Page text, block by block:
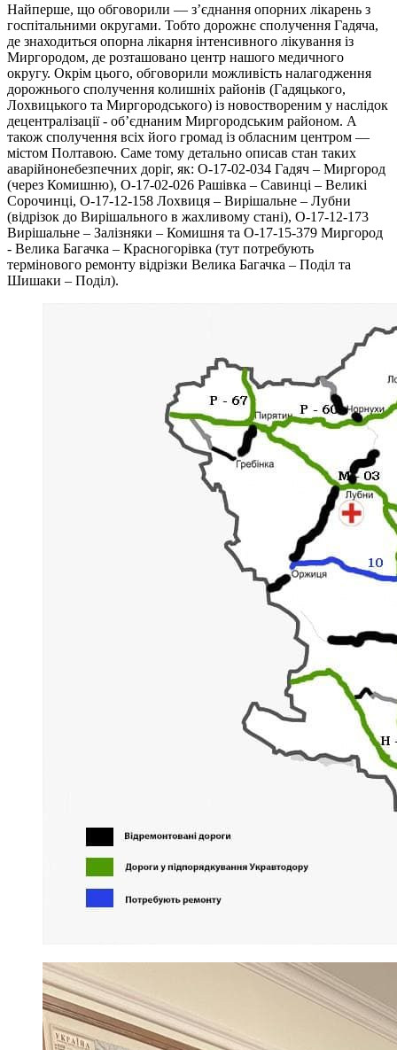
Найперше, що обговорили — з’єднання опорних лікарень з
госпітальними округами. Тобто дорожнє сполучення Гадяча,
де знаходиться опорна лікарня інтенсивного лікування із
Миргородом, де розташовано центр нашого медичного
округу. Окрім цього, обговорили можливість налагодження
дорожнього сполучення колишніх районів (Гадяцького,
Лохвицького та Миргородського) із новоствореним у наслідок
децентралізації - об’єднаним Миргородським районом. А
також сполучення всіх його громад із обласним центром —
містом Полтавою. Саме тому детально описав стан таких
аварійнонебезпечних доріг, як: О-17-02-034 Гадяч – Миргород
(через Комишню), О-17-02-026 Рашівка ‒ Савинці ‒ Великі
Сорочинці, О-17-12-158 Лохвиця ‒ Вирішальне ‒ Лубни
(відрізок до Вирішального в жахливому стані), О-17-12-173
Вирішальне ‒ Залізняки ‒ Комишня та О-17-15-379 Миргород
- Велика Багачка – Красногорівка (тут потребують
термінового ремонту відрізки Велика Багачка – Поділ та
Шишаки – Поділ).